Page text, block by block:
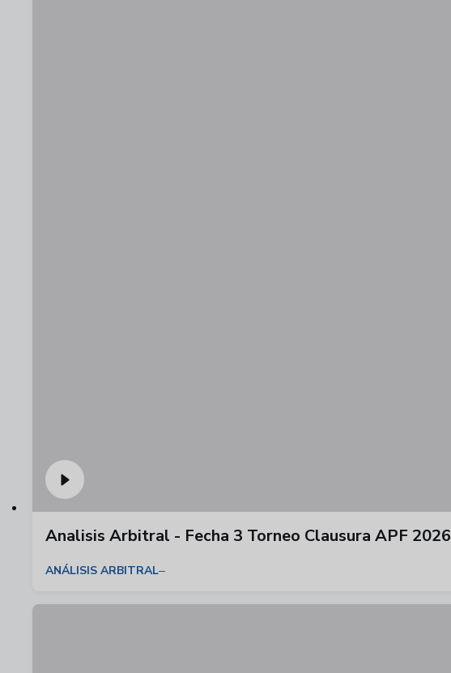
Analisis Arbitral - Fecha 3 Torneo Clausura APF 2026
ANÁLISIS ARBITRAL